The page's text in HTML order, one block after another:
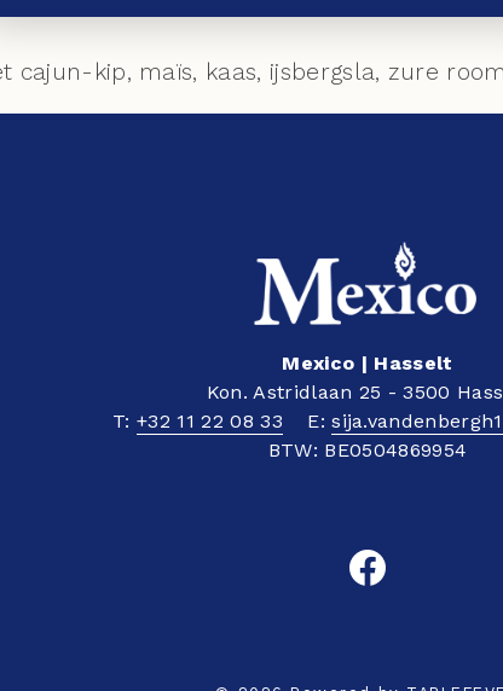
cajun-kip, maïs, kaas, ijsbergsla, zure
Mexico | Hasselt
Kon. Astridlaan 25 - 3500
T:+32 11 22 08 33 E:
BTW: BE0504869954